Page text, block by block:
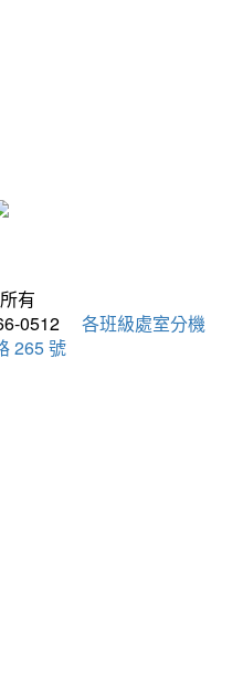
有
0512
各班級處室分機
265 號